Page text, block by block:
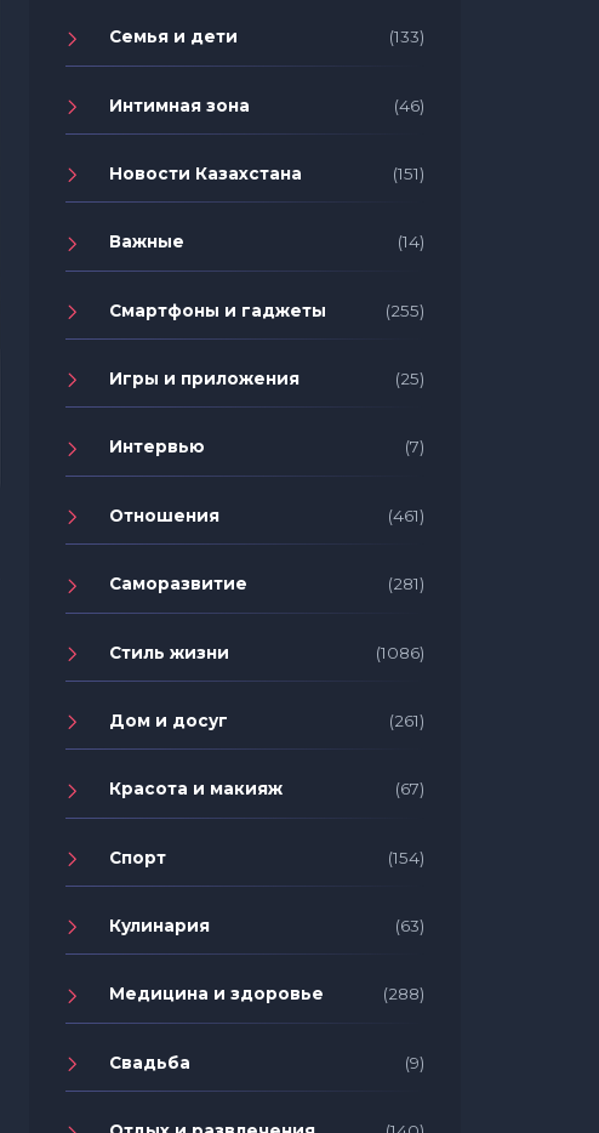
Семья и дети (133)
Интимная зона (46)
Новости Казахстана (151)
Важные (14)
Смартфоны и гаджеты (255)
Игры и приложения (25)
Интервью (7)
Отношения (461)
Саморазвитие (281)
Стиль жизни (1086)
Дом и досуг (261)
Красота и макияж (67)
Спорт (154)
Кулинария (63)
Медицина и здоровье (288)
Свадьба (9)